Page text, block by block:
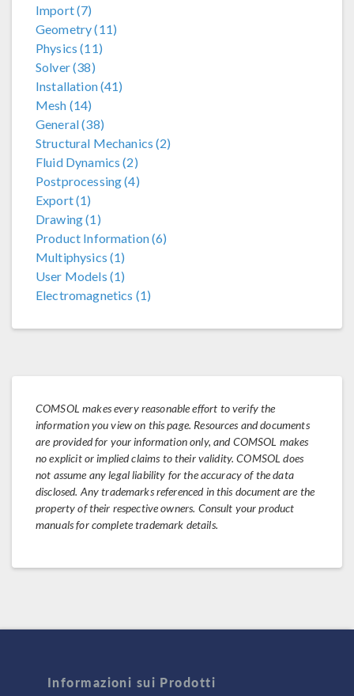
Import (7)
Geometry (11)
Physics (11)
Solver (38)
Installation (41)
Mesh (14)
General (38)
Structural Mechanics (2)
Fluid Dynamics (2)
Postprocessing (4)
Export (1)
Drawing (1)
Product Information (6)
Multiphysics (1)
User Models (1)
Electromagnetics (1)
COMSOL makes every reasonable effort to verify the
information you view on this page. Resources and documents
are provided for your information only, and COMSOL makes
no explicit or implied claims to their validity. COMSOL does
not assume any legal liability for the accuracy of the data
disclosed. Any trademarks referenced in this document are the
property of their respective owners. Consult your product
manuals for complete trademark details.
Informazioni sui Prodotti